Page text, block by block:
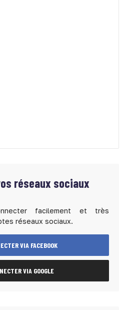
réseaux sociaux
facilement et très
réseaux sociaux.
VIA FACEBOOK
VIA GOOGLE